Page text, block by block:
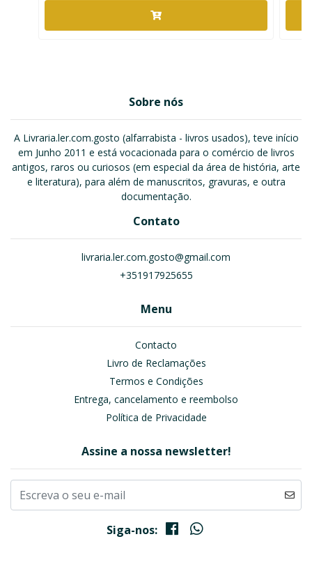
Sobre nós
A Livraria.ler.com.gosto (alfarrabista - livros usados), teve início
em Junho 2011 e está vocacionada para o comércio de livros
antigos, raros ou curiosos (em especial da área de história, arte
e literatura), para além de manuscritos, gravuras, e outra
documentação.
Contato
livraria.ler.com.gosto@gmail.com
+351917925655
Menu
Contacto
Livro de Reclamações
Termos e Condições
Entrega, cancelamento e reembolso
Política de Privacidade
Assine a nossa newsletter!
Siga-nos: